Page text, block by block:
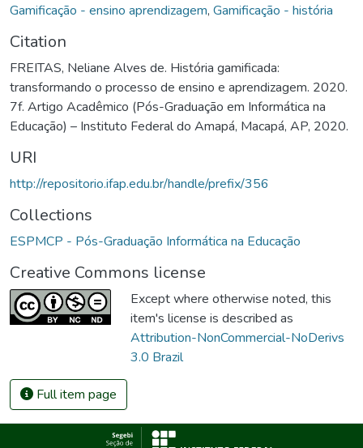
Gamificação - ensino aprendizagem, Gamificação - história
Citation
FREITAS, Neliane Alves de. História gamificada:
transformando o processo de ensino e aprendizagem. 2020.
7f. Artigo Acadêmico (Pós-Graduação em Informática na
Educação) – Instituto Federal do Amapá, Macapá, AP, 2020.
URI
http://repositorio.ifap.edu.br/handle/prefix/356
Collections
ESPMCP - Pós-Graduação Informática na Educação
Creative Commons license
Except where otherwise noted, this
item's license is described as
Attribution-NonCommercial-NoDerivs
3.0 Brazil
Full item page